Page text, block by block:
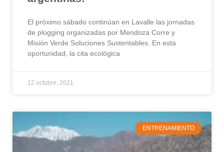
El próximo sábado continúan en Lavalle las jornadas
de plogging organizadas por Mendoza Corre y
Misión Verde Soluciones Sustentables. En esta
oportunidad, la cita ecológica
12 octubre, 2021
ENTRENAMIENTO